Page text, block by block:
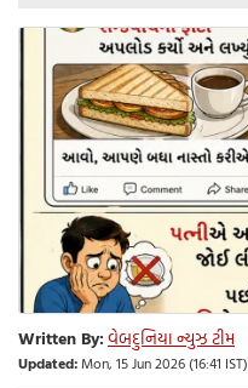
Written By:વેબદુનિયા ન્યુઝ ટીમ
Updated:Mon, 15 Jun 2026 (16:41 IST)